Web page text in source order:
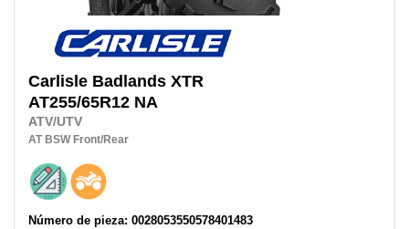
Carlisle Badlands XTR
AT255/65R12 NA
ATV/UTV
AT BSW Front/Rear
Número de pieza: 0028053550578401483